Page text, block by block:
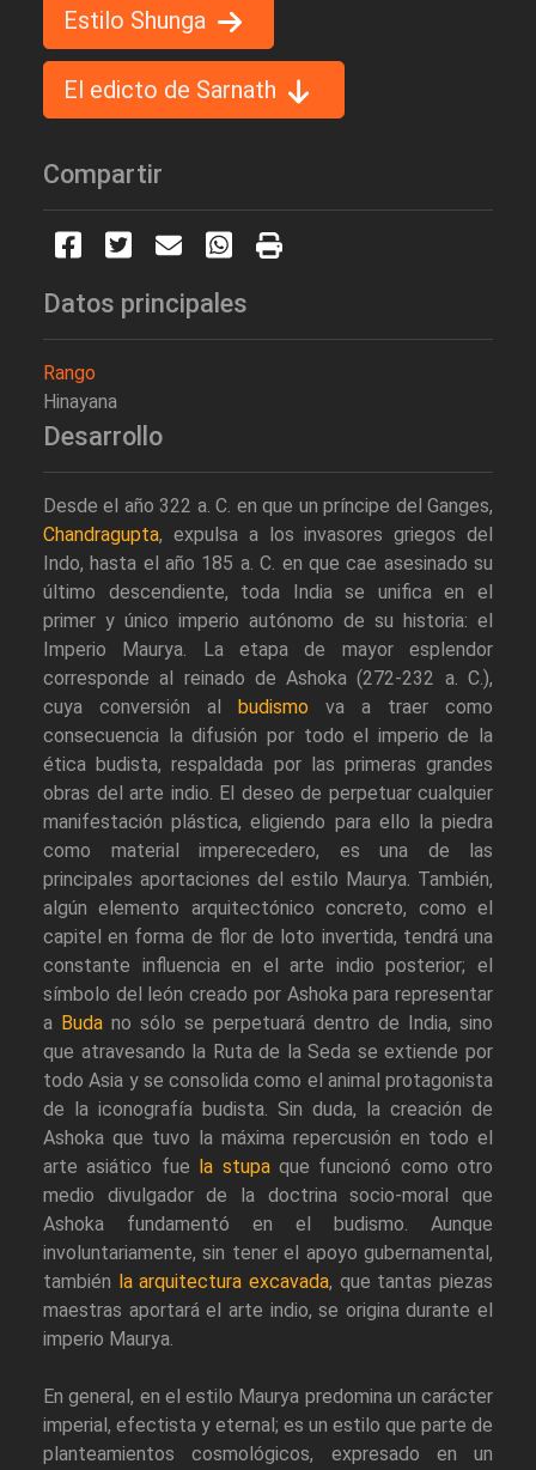
Estilo Shunga
El edicto de Sarnath
Compartir
Datos principales
Rango
Hinayana
Desarrollo
Desde el año 322 a. C. en que un príncipe del Ganges,
Chandragupta, expulsa a los invasores griegos del
Indo, hasta el año 185 a. C. en que cae asesinado su
último descendiente, toda India se unifica en el
primer y único imperio autónomo de su historia: el
Imperio Maurya. La etapa de mayor esplendor
corresponde al reinado de Ashoka (272-232 a. C.),
cuya conversión al
budismo va a traer como
consecuencia la difusión por todo el imperio de la
ética budista, respaldada por las primeras grandes
obras del arte indio. El deseo de perpetuar cualquier
manifestación plástica, eligiendo para ello la piedra
como material imperecedero, es una de las
principales aportaciones del estilo Maurya. También,
algún elemento arquitectónico concreto, como el
capitel en forma de flor de loto invertida, tendrá una
constante influencia en el arte indio posterior; el
símbolo del león creado por Ashoka para representar
a Buda no sólo se perpetuará dentro de India, sino
que atravesando la Ruta de la Seda se extiende por
todo Asia y se consolida como el animal protagonista
de la iconografía budista. Sin duda, la creación de
Ashoka que tuvo la máxima repercusión en todo el
arte asiático fue
la stupaque funcionó como otro
medio divulgador de la doctrina socio-moral que
Ashoka fundamentó en el budismo. Aunque
involuntariamente, sin tener el apoyo gubernamental,
también la arquitectura excavada, que tantas piezas
maestras aportará el arte indio, se origina durante el
imperio Maurya.
En general, en el estilo Maurya predomina un carácter
imperial, efectista y eternal; es un estilo que parte de
planteamientos cosmológicos, expresado en un